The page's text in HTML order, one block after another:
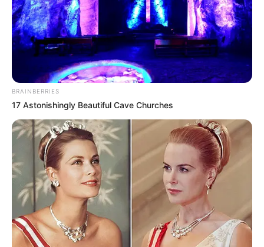
Pronostic PMU et bruits d’écuries du Tiercé
Quinté du jour pour le PRIX DU CENTRE
D’ENTRAINEMENT ce 14 Mars 2024
Tiercé Quinté du jour dans la réunion n°1 sur l’hippodrome
de CHANTILLY – PRIX DU CENTRE D’ENTRAINEMENT.
BRAINBERRIES
17 Astonishingly Beautiful Cave Churches